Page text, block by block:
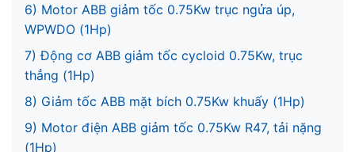
6) Motor ABB giảm tốc 0.75Kw trục ngửa úp,
WPWDO (1Hp)
7) Động cơ ABB giảm tốc cycloid 0.75Kw, trục
thẳng (1Hp)
8) Giảm tốc ABB mặt bích 0.75Kw khuấy (1Hp)
9) Motor điện ABB giảm tốc 0.75Kw R47, tải nặng
(1Hp)